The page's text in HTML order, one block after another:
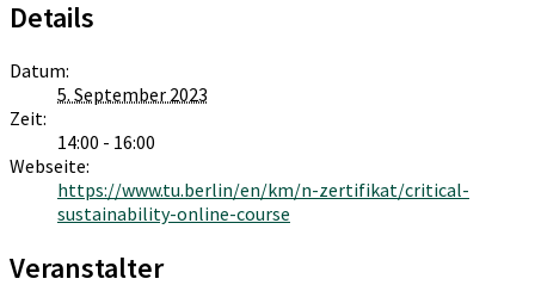
Details
Datum:
5. September 2023
Zeit:
14:00 - 16:00
Webseite:
https://www.tu.berlin/en/km/n-zertifikat/critical-
sustainability-online-course
Veranstalter